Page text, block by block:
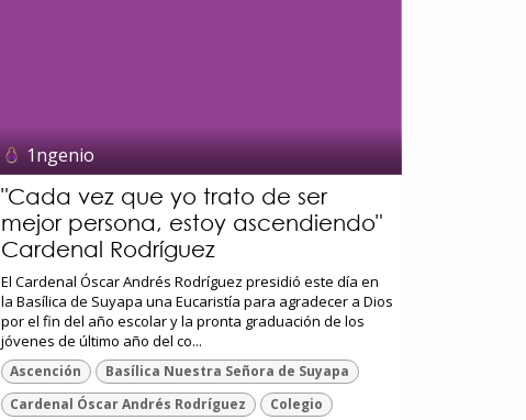
1ngenio
"Cada vez que yo trato de ser
mejor persona, estoy ascendiendo"
Cardenal Rodríguez
El Cardenal Óscar Andrés Rodríguez presidió este día en
la Basílica de Suyapa una Eucaristía para agradecer a Dios
por el fin del año escolar y la pronta graduación de los
jóvenes de último año del co...
Ascención
Basílica Nuestra Señora de Suyapa
Cardenal Óscar Andrés Rodríguez
Colegio